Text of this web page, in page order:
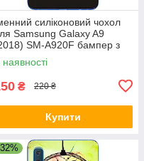
силіконовий чохол
Samsung Galaxy A9
SM-A920F бампер з
наявності
₴ 220 ₴
Купити